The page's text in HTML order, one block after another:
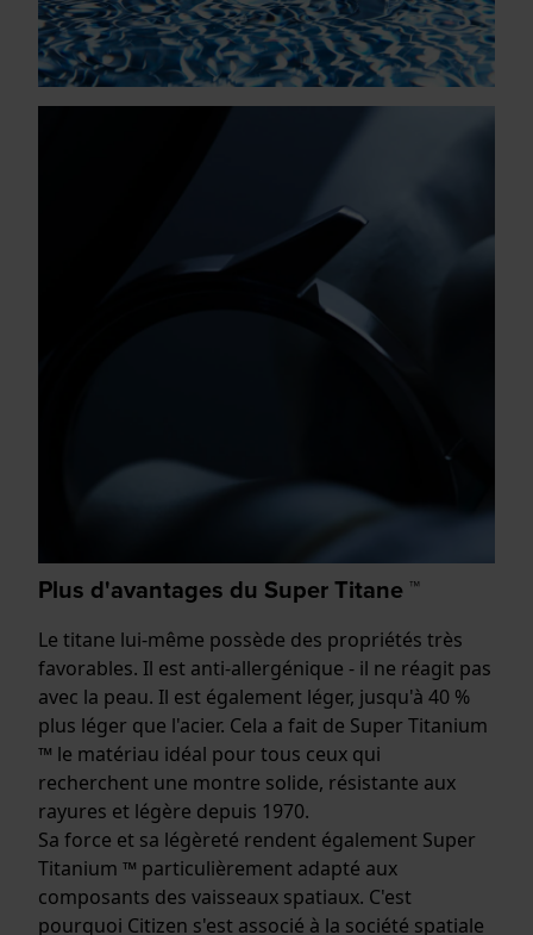
Plus d'avantages du Super Titane ™
Le titane lui-même possède des propriétés très
favorables. Il est anti-allergénique - il ne réagit pas
avec la peau. Il est également léger, jusqu'à 40 %
plus léger que l'acier. Cela a fait de Super Titanium
™ le matériau idéal pour tous ceux qui
recherchent une montre solide, résistante aux
rayures et légère depuis 1970.
Sa force et sa légèreté rendent également Super
Titanium ™ particulièrement adapté aux
composants des vaisseaux spatiaux. C'est
pourquoi Citizen s'est associé à la société spatiale